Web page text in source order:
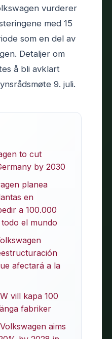
vurderer
med 15
som en del av
Detaljer om
å bli avklart
9. juli.
to cut
by 2030
planea
en
a 100.000
el mundo
afectará a la
vill kapa 100
fabriker
aims